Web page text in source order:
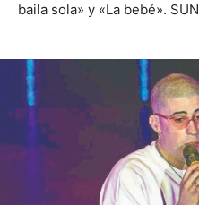
baila sola» y «La bebé». SUN